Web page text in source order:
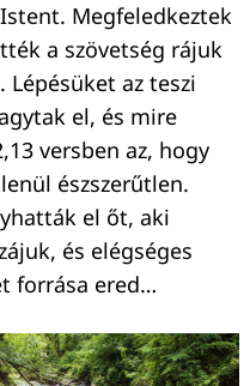
Megfeledkeztek
a szövetség rájuk
az teszi
el, és mire
versben az, hogy
észszerűtlen.
el őt, aki
és elégséges
forrása ered…